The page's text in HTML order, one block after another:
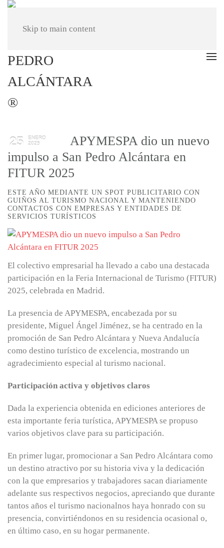
Skip to main content
25
ENERO
2025
APYMESPA dio un nuevo
impulso a San Pedro Alcántara en
FITUR 2025
ESTE AÑO MEDIANTE UN SPOT PUBLICITARIO CON
GUIÑOS AL TURISMO NACIONAL Y MANTENIENDO
CONTACTOS CON EMPRESAS Y ENTIDADES DE
SERVICIOS TURÍSTICOS
El colectivo empresarial ha llevado a cabo una destacada
participación en la Feria Internacional de Turismo (FITUR)
2025, celebrada en Madrid.
La presencia de APYMESPA, encabezada por su
presidente, Miguel Ángel Jiménez, se ha centrado en la
promoción de San Pedro Alcántara y Nueva Andalucía
como destino turístico de excelencia, mostrando un
agradecimiento especial al turismo nacional.
Participación activa y objetivos claros
Dada la experiencia obtenida en ediciones anteriores de
esta importante feria turística, APYMESPA se propuso
varios objetivos clave para su participación.
En primer lugar, promocionar a San Pedro Alcántara como
un destino atractivo por su historia viva y la dedicación
con la que empresarios y trabajadores sacan diariamente
adelante sus respectivos negocios, apreciando que durante
tantos años el turismo nacionalnos haya honrado con su
presencia, convirtiéndonos en su residencia ocasional o,
en último caso, en su hogar permanente.